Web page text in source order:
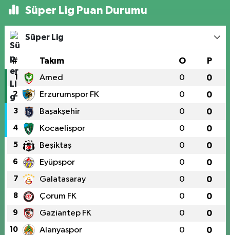
Süper Lig Puan Durumu
Süper Lig
# Takım O P
1 Amed 0 0
2 Erzurumspor FK 0 0
3 Başakşehir 0 0
4 Kocaelispor 0 0
5 Beşiktaş 0 0
6 Eyüpspor 0 0
7 Galatasaray 0 0
8 Çorum FK 0 0
9 Gaziantep FK 0 0
10 Alanyaspor 0 0